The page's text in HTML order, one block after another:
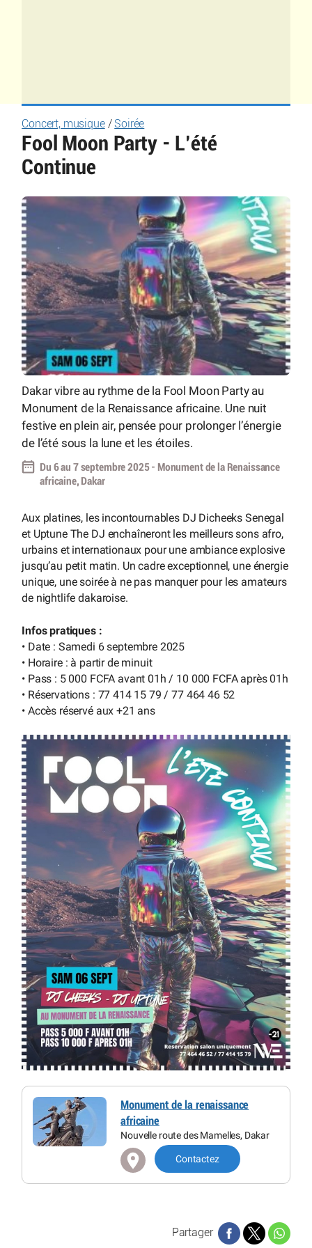
Concert, musique/ Soirée
Fool Moon Party - L’été
Continue
Dakar vibre au rythme de la Fool Moon Party au
Monument de la Renaissance africaine. Une nuit
festive en plein air, pensée pour prolonger l’énergie
de l’été sous la lune et les étoiles.
Du 6 au 7 septembre 2025 - Monument de la Renaissance
africaine, Dakar
Aux platines, les incontournables DJ Dicheeks Senegal
et Uptune The DJ enchaîneront les meilleurs sons afro,
urbains et internationaux pour une ambiance explosive
jusqu’au petit matin. Un cadre exceptionnel, une énergie
unique, une soirée à ne pas manquer pour les amateurs
de nightlife dakaroise.
Infos pratiques :
• Date : Samedi 6 septembre 2025
• Horaire : à partir de minuit
• Pass : 5 000 FCFA avant 01h / 10 000 FCFA après 01h
• Réservations : 77 414 15 79 / 77 464 46 52
• Accès réservé aux +21 ans
Monument de la renaissance
africaine
Nouvelle route des Mamelles, Dakar
Contactez
Partager